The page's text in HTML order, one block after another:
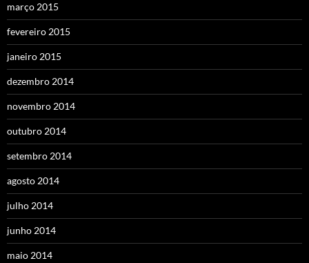
março 2015
fevereiro 2015
janeiro 2015
dezembro 2014
novembro 2014
outubro 2014
setembro 2014
agosto 2014
julho 2014
junho 2014
maio 2014